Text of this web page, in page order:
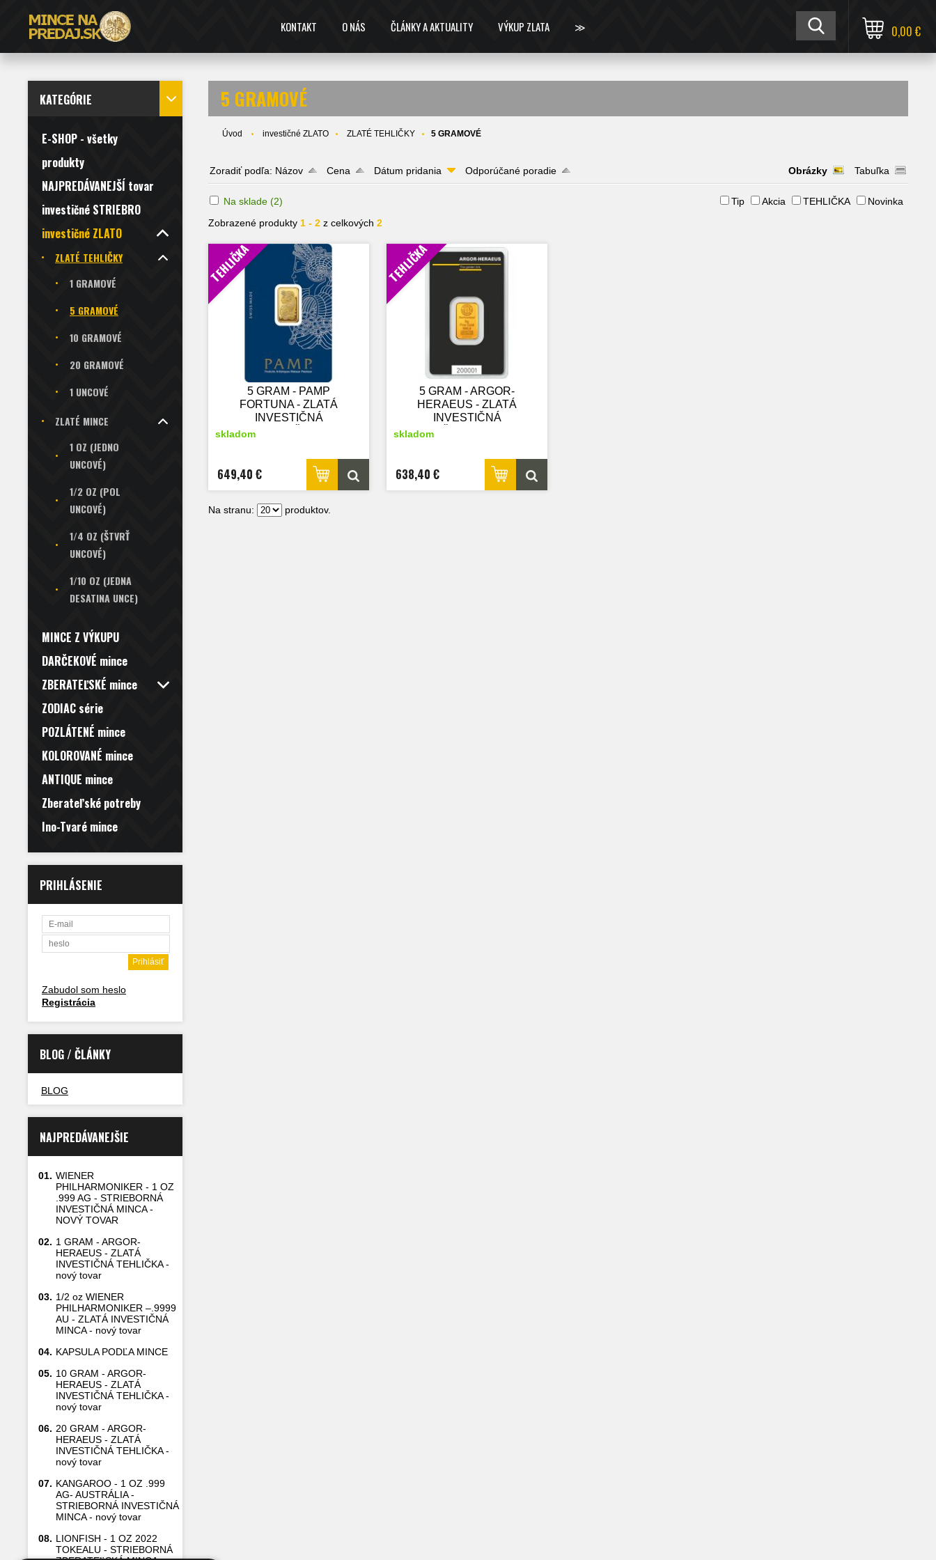
KONTAKT O NÁS ČLÁNKY A AKTUALITY VÝKUP ZLATA ≫ 0,00 €
KATEGÓRIE
E-SHOP - všetky
produkty
NAJPREDÁVANEJŠÍ tovar
investičné STRIEBRO
investičné ZLATO
ZLATÉ TEHLIČKY
1 GRAMOVÉ
5 GRAMOVÉ
10 GRAMOVÉ
20 GRAMOVÉ
1 UNCOVÉ
ZLATÉ MINCE
1 OZ (JEDNO
UNCOVÉ)
1/2 OZ (POL
UNCOVÉ)
1/4 OZ (ŠTVRŤ
UNCOVÉ)
1/10 OZ (JEDNA
DESATINA UNCE)
MINCE Z VÝKUPU
DARČEKOVÉ mince
ZBERATEĽSKÉ mince
ZODIAC série
POZLÁTENÉ mince
KOLOROVANÉ mince
ANTIQUE mince
Zberateľské potreby
Ino-Tvaré mince
PRIHLÁSENIE
Zabudol som heslo
Registrácia
BLOG / ČLÁNKY
BLOG
NAJPREDÁVANEJŠIE
01. WIENER
PHILHARMONIKER - 1 OZ
.999 AG - STRIEBORNÁ
INVESTIČNÁ MINCA -
NOVÝ TOVAR
02. 1 GRAM - ARGOR-
HERAEUS - ZLATÁ
INVESTIČNÁ TEHLIČKA -
nový tovar
03. 1/2 oz WIENER
PHILHARMONIKER –.9999
AU - ZLATÁ INVESTIČNÁ
MINCA - nový tovar
04. KAPSULA PODĽA MINCE
05. 10 GRAM - ARGOR-
HERAEUS - ZLATÁ
INVESTIČNÁ TEHLIČKA -
nový tovar
06. 20 GRAM - ARGOR-
HERAEUS - ZLATÁ
INVESTIČNÁ TEHLIČKA -
nový tovar
07. KANGAROO - 1 OZ .999
AG- AUSTRÁLIA -
STRIEBORNÁ INVESTIČNÁ
MINCA - nový tovar
08. LIONFISH - 1 OZ 2022
TOKEALU - STRIEBORNÁ
5 GRAMOVÉ
Úvod investičné ZLATO ZLATÉ TEHLIČKY 5 GRAMOVÉ
Zoradiť podľa: Názov Cena Dátum pridania Odporúčané poradie Obrázky Tabuľka
Na sklade (2) Tip Akcia TEHLIČKA
Novinka
Zobrazené produkty 1 - 2 z celkových2
TEHLIČKA
5 GRAM - PAMP
FORTUNA - ZLATÁ
INVESTIČNÁ
skladom
649,40 €
TEHLIČKA
5 GRAM - ARGOR-
HERAEUS - ZLATÁ
INVESTIČNÁ
TEHLIČKA - nový tovar
skladom
638,40 €
Na stranu: produktov.